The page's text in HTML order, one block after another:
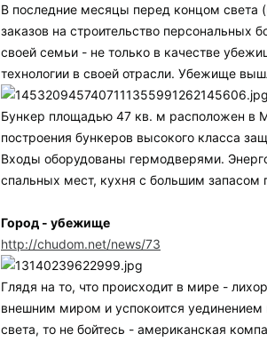
В последние месяцы перед концом света
заказов на строительство персональных
своей семьи - не только в качестве
технологии в своей отрасли. Убежище
Бункер площадью 47 кв. м расположен в
построения бункеров высокого класса
Входы оборудованы гермодверями.
спальных мест, кухня с большим
Город - убежище
http://chudom.net/news/73
Глядя на то, что происходит в мире -
внешним миром и успокоится уединением
света, то не бойтесь - американская